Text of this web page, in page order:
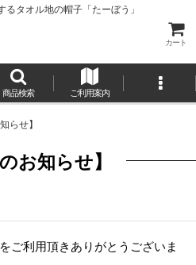
タオル地の帽子「たーぼう」
カート
商品検索 ご利用案内
らせ】
お知らせ】
ご利用頂きありがとうございま